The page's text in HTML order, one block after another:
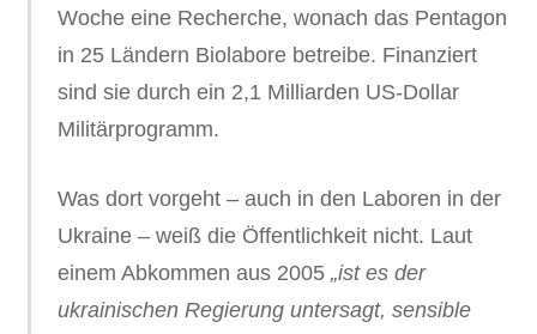
Woche eine Recherche, wonach das Pentagon
in 25 Ländern Biolabore betreibe. Finanziert
sind sie durch ein 2,1 Milliarden US-Dollar
Militärprogramm.
Was dort vorgeht – auch in den Laboren in der
Ukraine – weiß die Öffentlichkeit nicht. Laut
einem Abkommen aus 2005 „ist es der
ukrainischen Regierung untersagt, sensible